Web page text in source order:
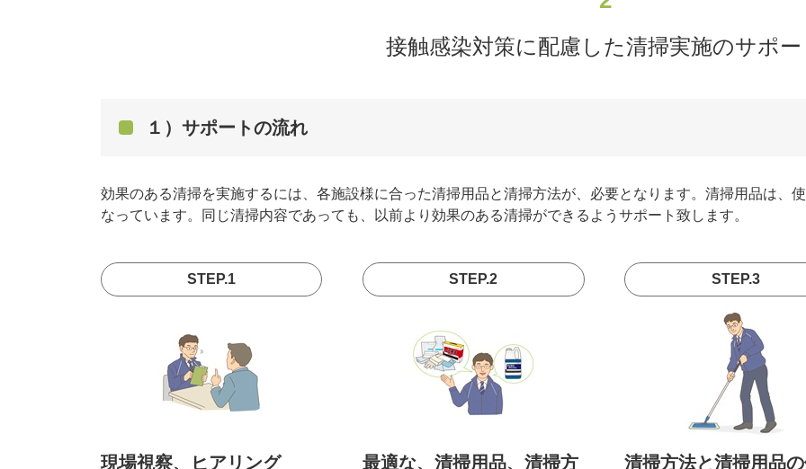
接触感染対策に配慮した清掃実施のサポ
１）サポートの流れ
効果のある清掃を実施するには、各施設様に合った清掃用品と清掃方法が、必要となります。清掃用品は、
なっています。同じ清掃内容であっても、以前より効果のある清掃ができるようサポート致します。
STEP.1
現場視察、ヒアリング
STEP.2
最適な、清掃用品、清掃方
STEP.3
清掃方法と清掃用品